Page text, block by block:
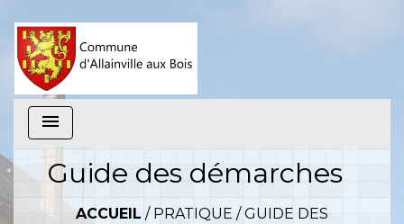
menu
Guide des démarches
ACCUEIL / PRATIQUE /GUIDE DES